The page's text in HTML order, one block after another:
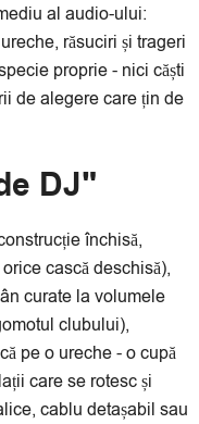
al audio-ului:
răsuciri și trageri
proprie - nici căști
de alegere care țin de
DJ"
închisă,
cască deschisă),
curate la volumele
clubului),
pe o ureche - o cupă
care se rotesc și
cablu detașabil sau